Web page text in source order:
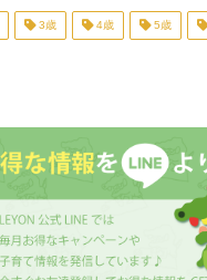
3歳 4歳 5歳